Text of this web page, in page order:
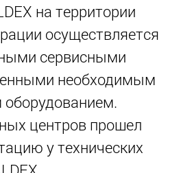
на территории
осуществляется
сервисными
необходимым
оборудованием.
центров прошел
у технических